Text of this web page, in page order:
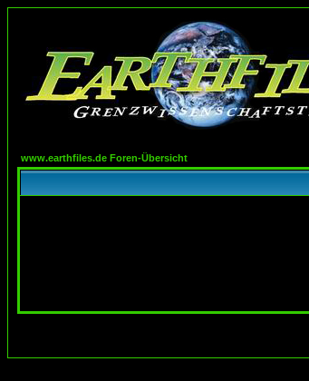
www.earthfiles.de Foren-Übersicht